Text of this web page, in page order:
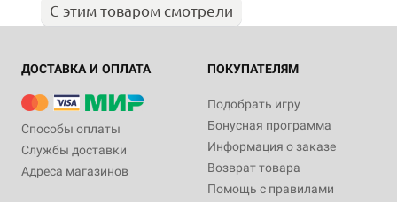
С этим товаром смотрели
ДОСТАВКА И ОПЛАТА
Способы оплаты
Службы доставки
Адреса магазинов
ПОКУПАТЕЛЯМ
Подобрать игру
Бонусная программа
Информация о заказе
Возврат товара
Помощь с правилами